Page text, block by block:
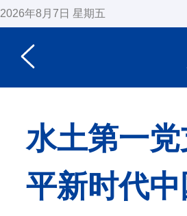
2026年8月7日 星期五
水土第一
平新时代